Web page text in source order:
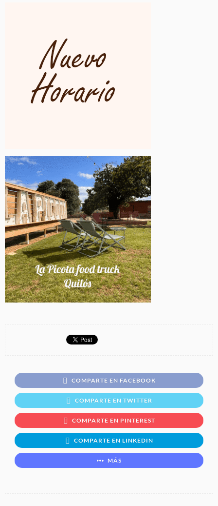
COMPARTE EN FACEBOOK
COMPARTE EN TWITTER
COMPARTE EN PINTEREST
COMPARTE EN LINKEDIN
MÁS